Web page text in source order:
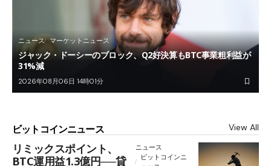
ニュース マーケットニュース
ジャック・ドーシーのブロック、Q2好決算もBTC事業粗利益が
31%減
2026年08月06日 14時01分
ビットコインニュース View All
リミックスポイント、
BTC運用益1.3億円──貸
ニュース
ビットコインニ